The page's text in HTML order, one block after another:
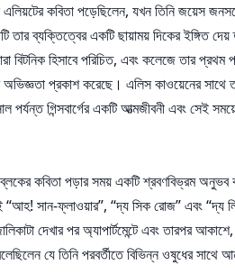
এলিয়টের কবিতা পড়েছিলেন, যখন তিনি জয়েস
ব্যক্তিত্বের একটি ছায়াময় দিকের ইঙ্গিত
যারা বিটনিক হিসাবে পরিচিত, এবং কলেজে
প্রকাশ করেছে। এলিস কাওয়েনের সাথে
গিন্সবার্গের একটি আত্মজীবনী এবং সেই
কবিতা পড়ার সময় একটি শ্রবণবিভ্রম
সান-ফ্লাওয়ার”, “দ্য সিক রোজ” এবং “দ্য
পর অ্যাপার্টমেন্টে এবং তারপর আকাশে,
যে তিনি পরবর্তীতে বিভিন্ন ওষুধের